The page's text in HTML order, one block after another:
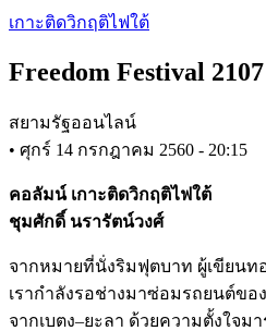
Skip
content
เกาะติดวิกฤติไฟใต้
Freedom Festival 2107
สยามรัฐออนไลน์
• ศุกร์ 14 กรกฎาคม 2560 - 20:15
คอลัมน์ เกาะติดวิกฤติไฟใต้
ชุมศักดิ์ นรารัตน์วงศ์
จากหมายที่นั่งริมฟุตบาท ผู้เขียนท
เรากำลังรอช่างมาซ่อมรถยนต์ข
จากเบตง–ยะลา ด้วยความตั้งใจมา